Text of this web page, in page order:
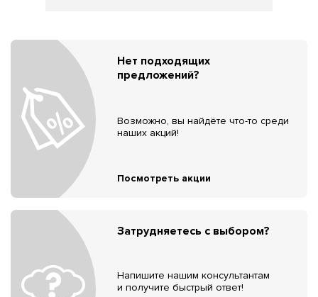
Нет подходящих
предложений?
Возможно, вы найдёте что-то среди
наших акций!
Посмотреть акции
Затрудняетесь с выбором?
Напишите нашим консультантам
и получите быстрый ответ!